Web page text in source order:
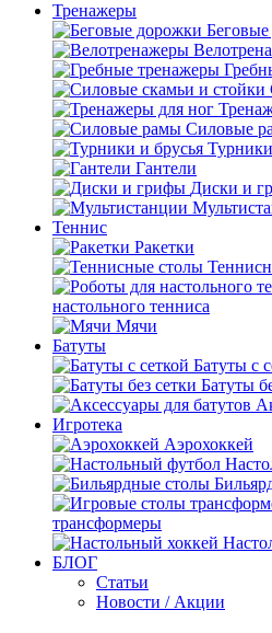
Тренажеры
Силовые
Гантели
Диски и
Теннис
Ракетки
настольного тенниса
Мячи
Батуты
Батуты с
Батуты
Игротека
Аэрохоккей
трансформеры
БЛОГ
Статьи
Новости / Акции